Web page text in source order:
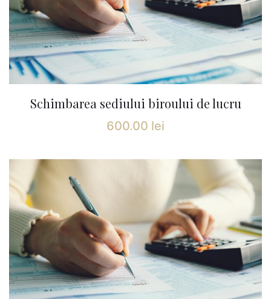
Schimbarea sediului biroului de lucru
600.00 lei